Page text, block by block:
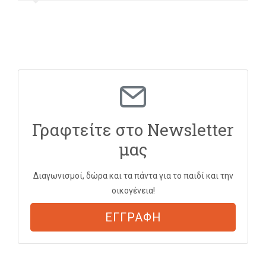
Γραφτείτε στο Newsletter
μας
Διαγωνισμοί, δώρα και τα πάντα για το παιδί και την
οικογένεια!
ΕΓΓΡΑΦΗ